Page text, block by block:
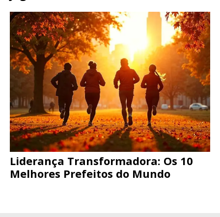
Liderança Transformadora: Os 10
Melhores Prefeitos do Mundo